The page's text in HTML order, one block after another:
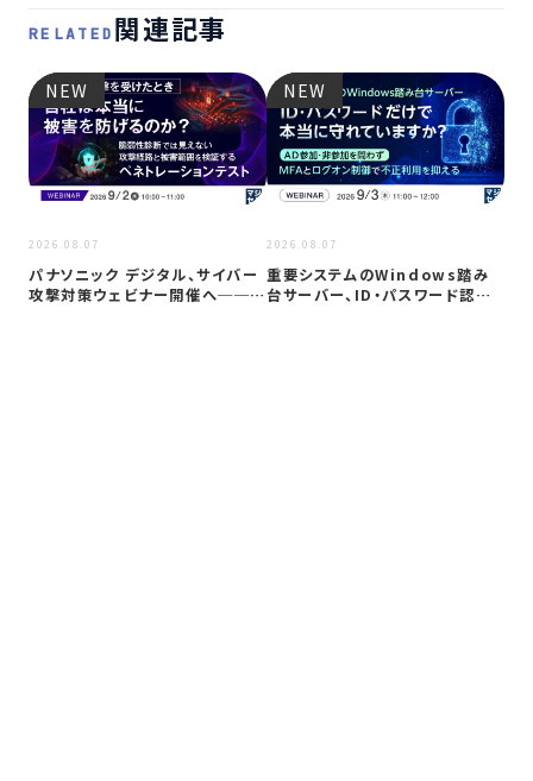
RELATED 関連記事
NEW
2026.08.07
パナソニック デジタル、サイバー
攻撃対策ウェビナー開催へ──自
NEW
2026.08.07
重要システムのWindows踏み
台サーバー、ID・パスワード認証